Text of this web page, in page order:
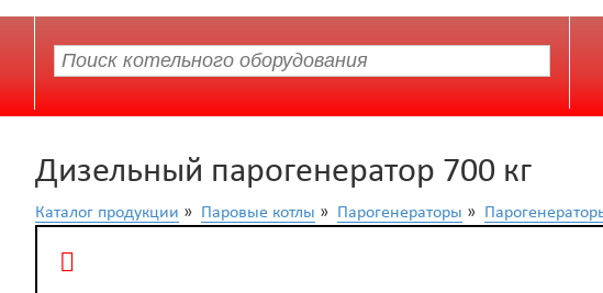
Дизельный парогенератор 700 кг
Каталог продукции » Паровые котлы » Парогенераторы »